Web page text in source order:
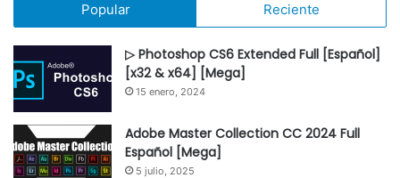
Popular Reciente
▷ Photoshop CS6 Extended Full [Español]
[x32 & x64] [Mega]
15 enero, 2024
Adobe Master Collection CC 2024 Full
Español [Mega]
5 julio, 2025